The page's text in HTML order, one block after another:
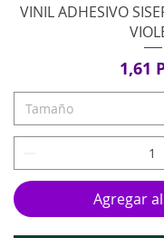
Vista
VINIL ADHESIVO
1,61
Tamaño
Agregar